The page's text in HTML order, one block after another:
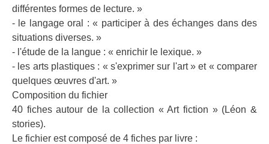
différentes formes de lecture. »
- le langage oral : « participer à des échanges dans des
situations diverses. »
- l'étude de la langue : « enrichir le lexique. »
- les arts plastiques : « s'exprimer sur l'art » et « comparer
quelques œuvres d'art. »
Composition du fichier
40 fiches autour de la collection « Art fiction » (Léon &
stories).
Le fichier est composé de 4 fiches par livre :